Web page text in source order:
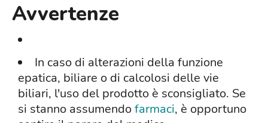
Avvertenze
In caso di alterazioni della funzione
epatica, biliare o di calcolosi delle vie
biliari, l'uso del prodotto è sconsigliato. Se
si stanno assumendofarmaci, è opportuno